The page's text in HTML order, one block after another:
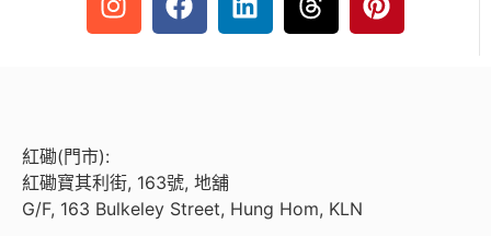
紅磡(門市):
紅磡寶其利街, 163號, 地舖
G/F, 163 Bulkeley Street, Hung Hom, KLN